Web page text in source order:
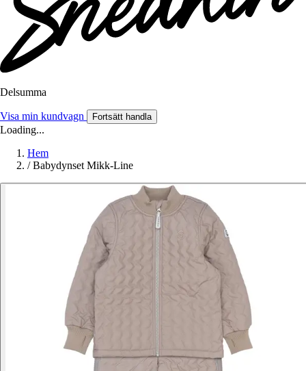
Delsumma
Visa min kundvagn Fortsätt handla
Loading...
Hem
/ Babydynset Mikk-Line